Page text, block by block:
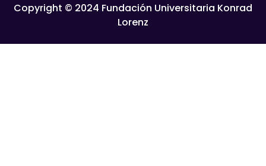
Copyright © 2024 Fundación Universitaria Konrad
Lorenz